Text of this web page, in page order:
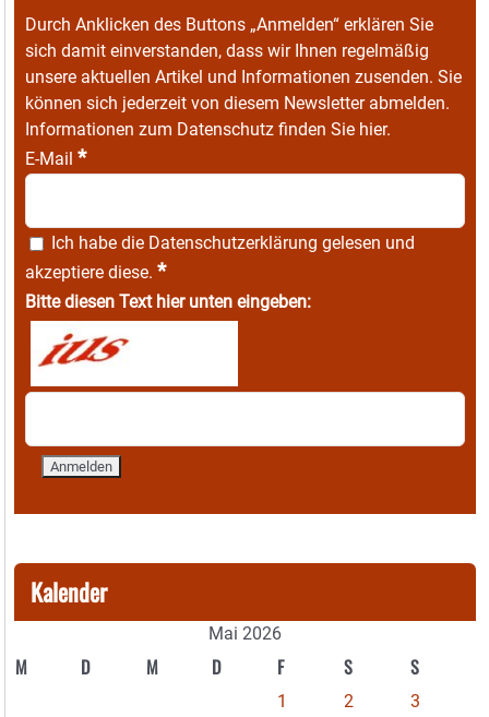
Durch Anklicken des Buttons „Anmelden“ erklären Sie
sich damit einverstanden, dass wir Ihnen regelmäßig
unsere aktuellen Artikel und Informationen zusenden. Sie
können sich jederzeit von diesem Newsletter abmelden.
Informationen zum Datenschutz finden Sie hier.
E-Mail *
Ich habe die Datenschutzerklärung gelesen und
akzeptiere diese. *
Bitte diesen Text hier unten eingeben:
Kalender
Mai 2026
M D M D F S S
1 2
3